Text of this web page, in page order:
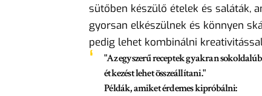
sütőben készülő ételek és saláták,
gyorsan elkészülnek és könnyen
pedig lehet kombinálni
"Az egyszerű receptek gyakran
étkezést lehet összeállítani."
Példák, amiket érdemes kipróbálni: